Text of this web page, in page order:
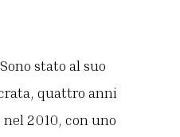
stato al suo
quattro anni
2010, con uno